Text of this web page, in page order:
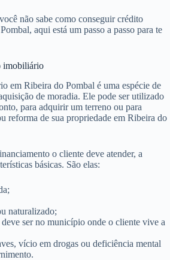
não sabe como conseguir crédito
aqui está um passo a passo para te
imobiliário
em Ribeira do Pombal é uma espécie de
de moradia. Ele pode ser utilizado
para adquirir um terreno ou para
reforma de sua propriedade em Ribeira do
o cliente deve atender, a
básicas. São elas:
naturalizado;
ser no município onde o cliente vive a
vício em drogas ou deficiência mental